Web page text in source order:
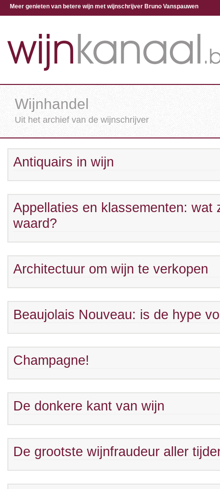
Meer genieten van betere wijn met wijnschrijver Bruno Vanspauwen
Wijnhandel
Uit het archief van de wijnschrijver
Antiquairs in wijn
Appellaties en klassementen: wat
waard?
Architectuur om wijn te verkopen
Beaujolais Nouveau: is de hype
Champagne!
De donkere kant van wijn
De grootste wijnfraudeur aller